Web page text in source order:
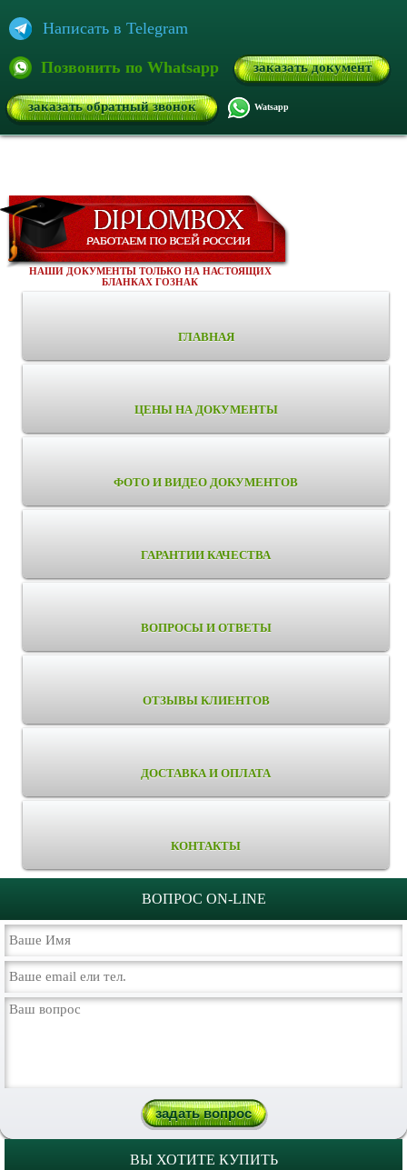
Написать в Telegram
Позвонить по Whatsapp заказать документ
заказать обратный звонок Watsapp
НАШИ ДОКУМЕНТЫ ТОЛЬКО НА НАСТОЯЩИХ
БЛАНКАХ ГОЗНАК
ГЛАВНАЯ
ЦЕНЫ НА ДОКУМЕНТЫ
ФОТО И ВИДЕО ДОКУМЕНТОВ
ГАРАНТИИ КАЧЕСТВА
ВОПРОСЫ И ОТВЕТЫ
ОТЗЫВЫ КЛИЕНТОВ
ДОСТАВКА И ОПЛАТА
КОНТАКТЫ
ВОПРОС ON-LINE
ВЫ ХОТИТЕ КУПИТЬ